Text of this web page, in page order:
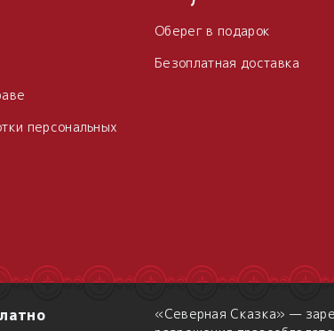
персональных
Оберег в подарок
Безоплатная доставка
«Северная Сказка» —